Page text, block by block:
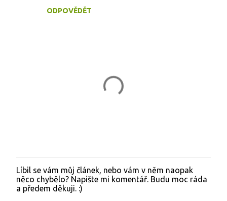
ODPOVĚDĚT
O
k
o
Líbil se vám můj článek, nebo vám v něm naopak
něco chybělo? Napište mi komentář. Budu moc ráda
a předem děkuji. :)